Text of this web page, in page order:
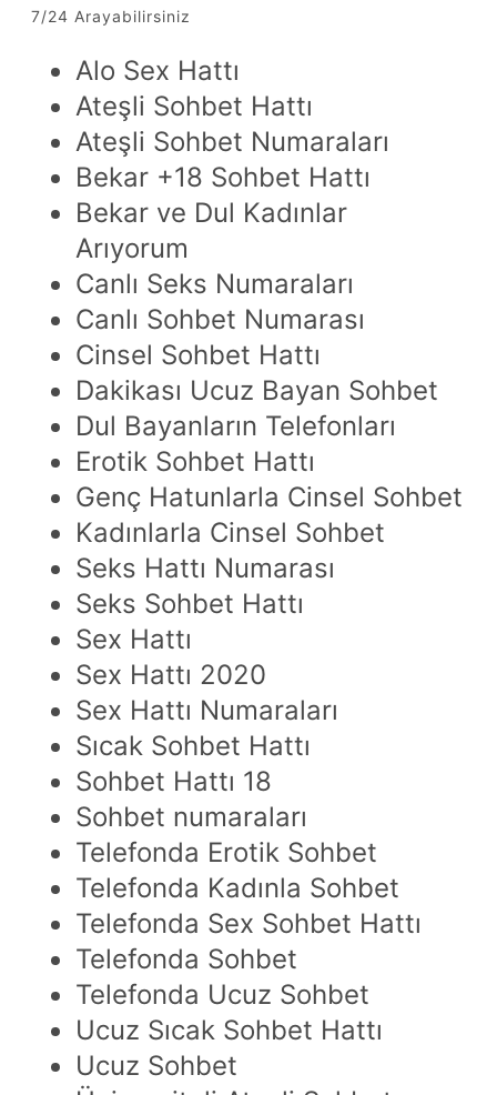
7/24 Arayabilirsiniz
Alo Sex Hattı
Ateşli Sohbet Hattı
Ateşli Sohbet Numaraları
Bekar +18 Sohbet Hattı
Bekar ve Dul Kadınlar
Arıyorum
Canlı Seks Numaraları
Canlı Sohbet Numarası
Cinsel Sohbet Hattı
Dakikası Ucuz Bayan Sohbet
Dul Bayanların Telefonları
Erotik Sohbet Hattı
Genç Hatunlarla Cinsel Sohbet
Kadınlarla Cinsel Sohbet
Seks Hattı Numarası
Seks Sohbet Hattı
Sex Hattı
Sex Hattı 2020
Sex Hattı Numaraları
Sıcak Sohbet Hattı
Sohbet Hattı 18
Sohbet numaraları
Telefonda Erotik Sohbet
Telefonda Kadınla Sohbet
Telefonda Sex Sohbet Hattı
Telefonda Sohbet
Telefonda Ucuz Sohbet
Ucuz Sıcak Sohbet Hattı
Ucuz Sohbet